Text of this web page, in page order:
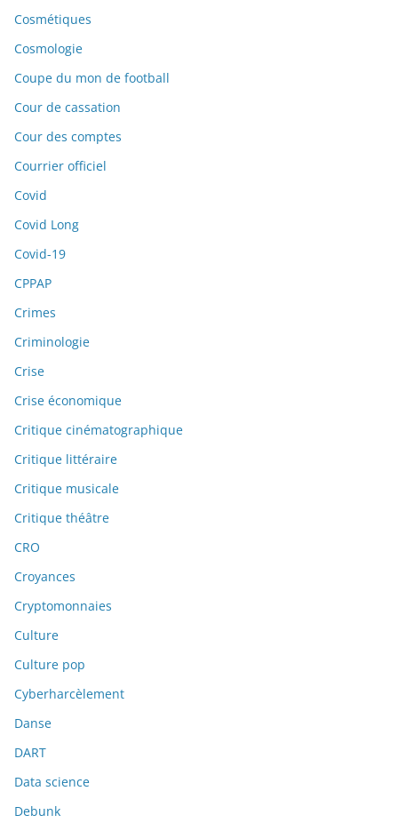
Cosmétiques
Cosmologie
Coupe du mon de football
Cour de cassation
Cour des comptes
Courrier officiel
Covid
Covid Long
Covid-19
CPPAP
Crimes
Criminologie
Crise
Crise économique
Critique cinématographique
Critique littéraire
Critique musicale
Critique théâtre
CRO
Croyances
Cryptomonnaies
Culture
Culture pop
Cyberharcèlement
Danse
DART
Data science
Debunk